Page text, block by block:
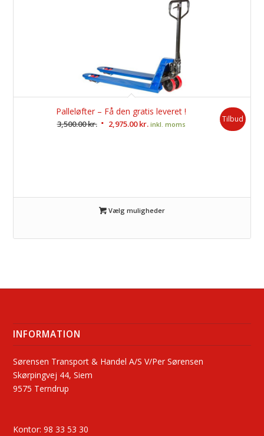
Palleløfter – Få den gratis leveret !
3,500.00kr. Original
2,975.00kr.Current
inkl. moms
Tilbud
Vælg muligheder
INFORMATION
Sørensen Transport & Handel A/S V/Per Sørensen
Skørpingvej 44, Siem
9575 Terndrup
Kontor:98 33 53 30